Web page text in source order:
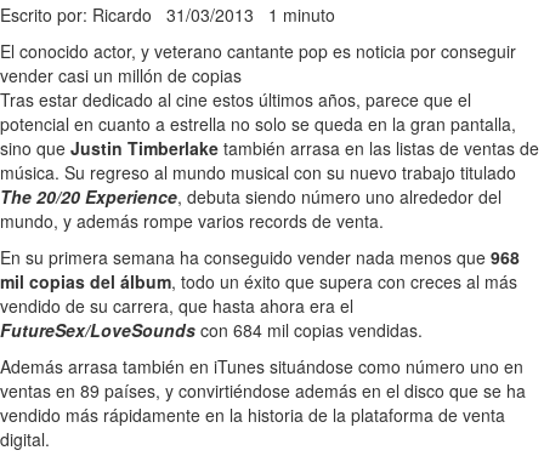
Escrito por: Ricardo 31/03/2013 1 minuto
El conocido actor, y veterano cantante pop es noticia por conseguir
vender casi un millón de copias
Tras estar dedicado al cine estos últimos años, parece que el
potencial en cuanto a estrella no solo se queda en la gran pantalla,
sino que Justin Timberlake también arrasa en las listas de ventas de
música. Su regreso al mundo musical con su nuevo trabajo titulado
The 20/20 Experience, debuta siendo número uno alrededor del
mundo, y además rompe varios records de venta.
En su primera semana ha conseguido vender nada menos que 968
mil copias del álbum, todo un éxito que supera con creces al más
vendido de su carrera, que hasta ahora era el
FutureSex/LoveSounds con 684 mil copias vendidas.
Además arrasa también en iTunes situándose como número uno en
ventas en 89 países, y convirtiéndose además en el disco que se ha
vendido más rápidamente en la historia de la plataforma de venta
digital.